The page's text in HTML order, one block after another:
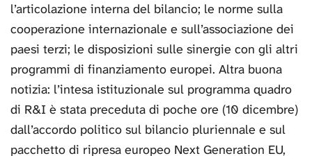
l’articolazione interna del bilancio; le norme sulla
cooperazione internazionale e sull’associazione dei
paesi terzi; le disposizioni sulle sinergie con gli altri
programmi di finanziamento europei. Altra buona
notizia: l’intesa istituzionale sul programma quadro
di R&I è stata preceduta di poche ore (10 dicembre)
dall’accordo politico sul bilancio pluriennale e sul
pacchetto di ripresa europeo Next Generation EU,